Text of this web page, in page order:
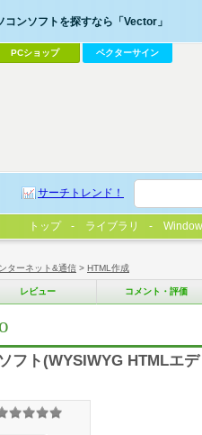
ターネット&通信 > HTML作成
レビュー コメント・評価
フト(WYSIWYG HTMLエ
コンソフトを探すなら「Vector」
PCショップ ベクターサイン
サーチトレンド！
トップ ライブラリ